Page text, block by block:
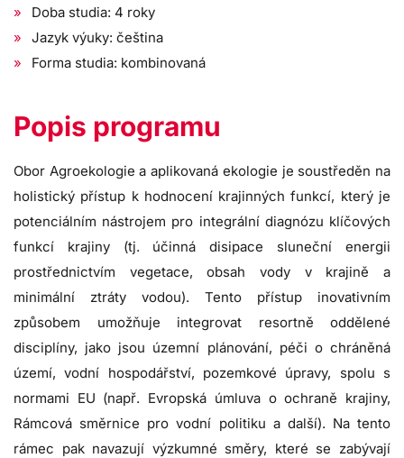
Doba studia: 4 roky
Jazyk výuky: čeština
Forma studia: kombinovaná
Popis programu
Obor Agroekologie a aplikovaná ekologie je soustředěn na
holistický přístup k hodnocení krajinných funkcí, který je
potenciálním nástrojem pro integrální diagnózu klíčových
funkcí krajiny (tj. účinná disipace sluneční energii
prostřednictvím vegetace, obsah vody v krajině a
minimální ztráty vodou). Tento přístup inovativním
způsobem umožňuje integrovat resortně oddělené
disciplíny, jako jsou územní plánování, péči o chráněná
území, vodní hospodářství, pozemkové úpravy, spolu s
normami EU (např. Evropská úmluva o ochraně krajiny,
Rámcová směrnice pro vodní politiku a další). Na tento
rámec pak navazují výzkumné směry, které se zabývají